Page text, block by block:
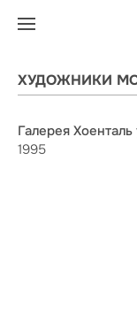
ХУДОЖНИКИ
Галерея
1995